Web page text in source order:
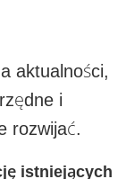
aktualności,
i
rozwijać.
istniejących